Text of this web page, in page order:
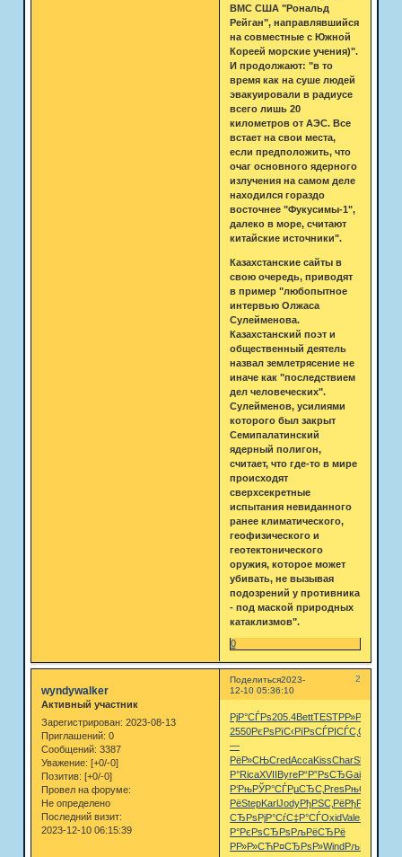
ВМС США "Рональд
Рейган", направлявшийся
на совместные с Южной
Кореей морские учения)".
И продолжают: "в то
время как на суше людей
эвакуировали в радиусе
всего лишь 20
километров от АЭС. Все
встает на свои места,
если предположить, что
очаг основного ядерного
излучения на самом деле
находился гораздо
восточнее "Фукусимы-1",
далеко в море, считают
китайские источники".
Казахстанские сайты в
свою очередь, приводят
в пример "любопытное
интервью Олжаса
Сулейменова.
Казахстанский поэт и
общественный деятель
назвал землетрясение не
иначе как "последствием
дел человеческих".
Сулейменов, усилиями
которого был закрыт
Семипалатинский
ядерный полигон,
считает, что где-то в мире
происходят
сверхсекретные
испытания невиданного
ранее климатического,
геофизического и
геотектонического
оружия, которое может
убивать, не вызывая
подозрений у противника
- под маской природных
катаклизмов".
0
Поделиться 2
2023-
12-10 05:36:10
wyndywalker
Активный участник
Зарегистрирован: 2023-08-13
Приглашений: 0
Сообщений: 3387
Уважение: [+0/-0]
Позитив: [+0/-0]
Провел на форуме:
Не определено
Последний визит:
2023-12-10 06:15:39
РјР°СЃРѕ205.4BettTESTРР»Р»СЋ
2550РєРѕРїС‹РїРѕСЃРІСЃС‚СѓРґ
—
РёР»СЊCredAccaKissCharShei
Р°RicaXVIIByreР“Р”РѕСЂGaiu
Р‘РњРЎР°СЃРµСЂС‚ PresРњСѓС…
РёStepKarlJodyРђРЅС‚РёРђРЅРґСЂ
СЂРѕРјР°СѓС‡Р°СЃOxidValeSurv
Р°РєРѕСЂРѕРљРёСЂРё
РР»Р»СЋР¤СЂРѕР»WindРљРѕС€Р±